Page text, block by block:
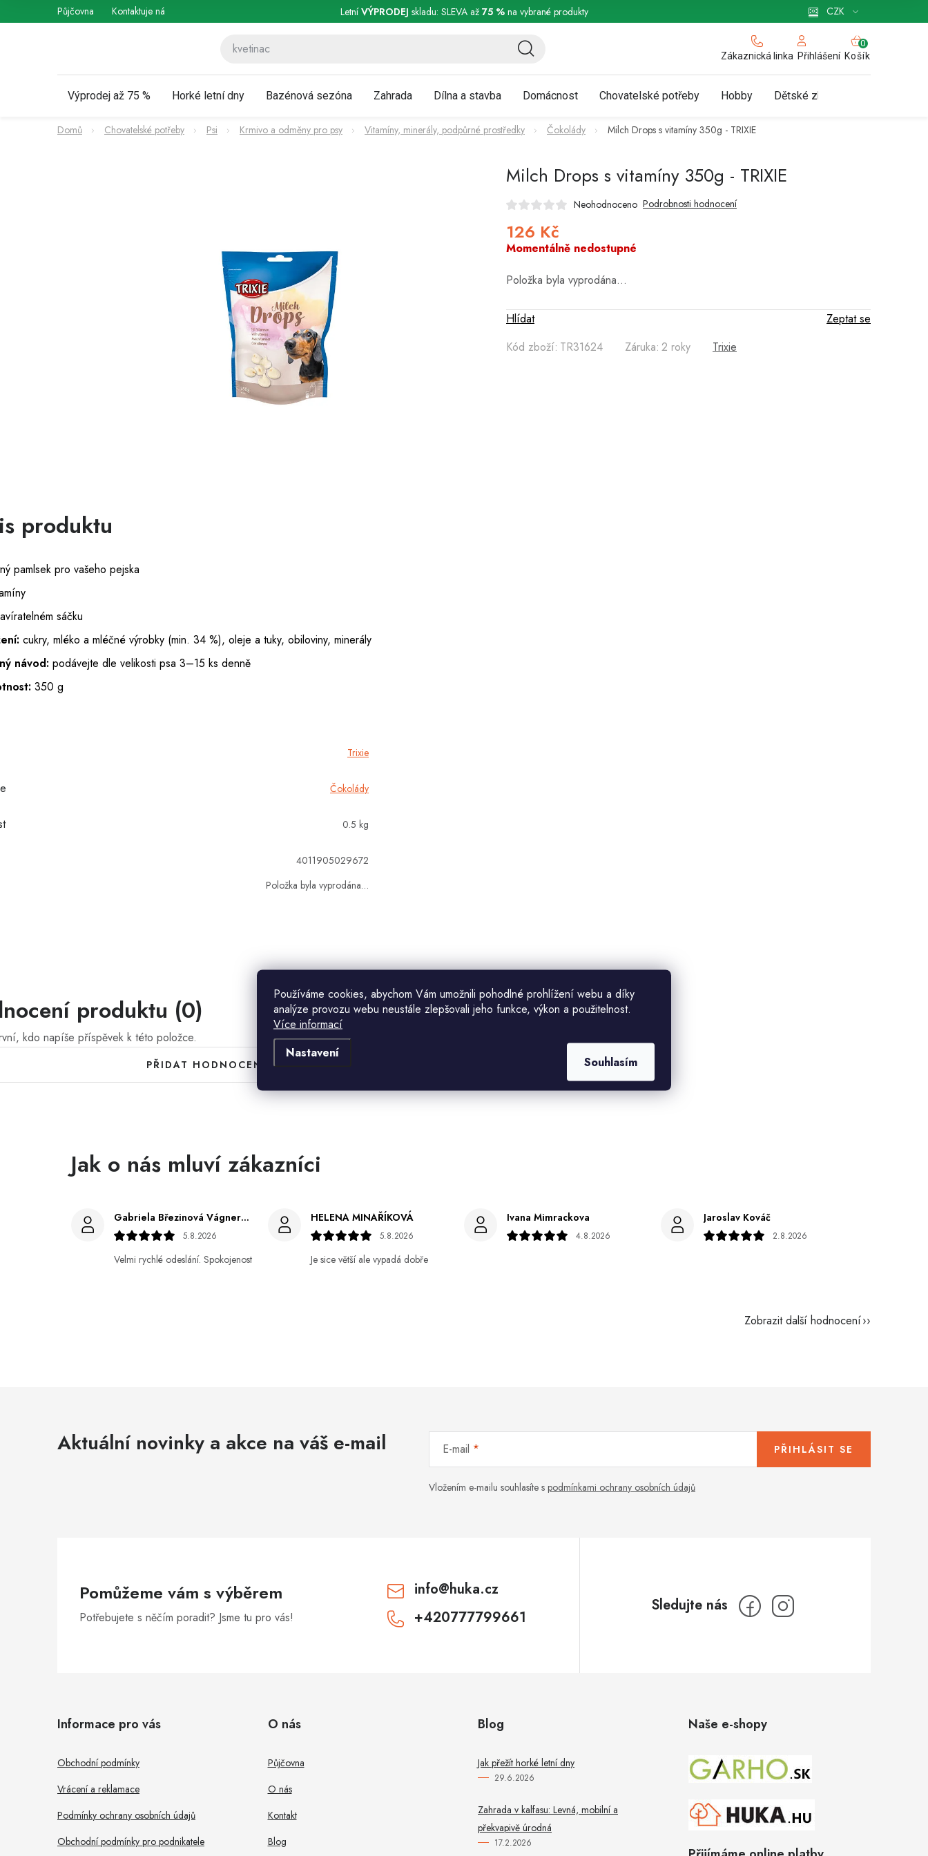
Používáme cookies, abychom Vám umožnili pohodlné prohlížení webu a díky
analýze provozu webu neustále zlepšovali jeho funkce, výkon a použitelnost.
Více informací
Nastavení
Souhlasím
na
Půjčovna Kontaktuje nás Vrácení a reklamace Podmínky ochrany osobních údajů Obchodní podmínky pro podnikatele Zásady používání cookies
CZK
LetníVÝPRODEJ skladu: SLEVA až 75 %na vybrané produkty
Zákaznická linka Přihlášení
NÁKUPNÍ
KOŠÍK
Košík
Výprodej až 75 % Horké letní dny Bazénová sezóna Zahrada Dílna a stavba Domácnost Chovatelské potřeby Hobby Dětské zboží a hračky
Domů Chovatelské potřeby Psi Krmivo a odměny pro psy Vitamíny, minerály, podpůrné prostředky Čokolády Milch Drops s vitamíny 350g - TRIXIE
Milch Drops s vitamíny 350g - TRIXIE
Neohodnoceno Podrobnosti hodnocení
126 Kč
cena:
Položka byla vyprodána…
Momentálně nedostupné
Kód zboží: TR31624 Záruka: 2 roky Trixie
Zeptat se
Hlídat
produktu
pamlsek pro vašeho pejska
sáčku
cukry, mléko a mléčné výrobky (min. 34 %), oleje a tuky, obiloviny, minerály
návod: podávejte dle velikosti psa 3–15 ks denně
350 g
Trixie
Čokolády
0.5 kg
4011905029672
Položka byla vyprodána…
produktu (0)
kdo napíše příspěvek k této položce.
PŘIDAT HODNOCENÍ
Gabriela Březinová Vágnerová
5.8.2026
Velmi rychlé odeslání. Spokojenost
HELENA MINAŘÍKOVÁ
5.8.2026
Je sice větší ale vypadá dobře
Ivana Mimrackova
4.8.2026
Jaroslav Kováč
2.8.2026
Zobrazit další hodnocení
Aktuální novinky a akce na váš e-mail E-mail
Vložením e-mailu souhlasíte s podmínkami ochrany osobních údajů
PŘIHLÁSIT SE
Pomůžeme vám s výběrem
Potřebujete s něčím poradit? Jsme tu pro vás!
info@huka.cz
+420777799661
Informace pro vás
Obchodní podmínky
Vrácení a reklamace
Podmínky ochrany osobních údajů
Obchodní podmínky pro podnikatele
O nás
Půjčovna
O nás
Kontakt
Blog
Blog
Jak přežít horké letní dny
29.6.2026
Zahrada v kalfasu: Levná, mobilní a
překvapivě úrodná
17.2.2026
Naše e-shopy